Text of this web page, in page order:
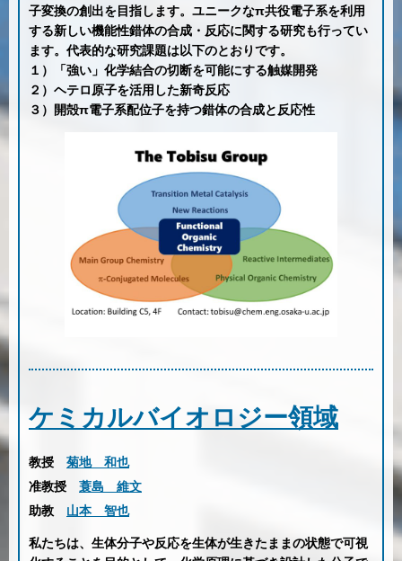
子変換の創出を目指します。ユニークなπ共役電子系を利用
する新しい機能性錯体の合成・反応に関する研究も行ってい
ます。代表的な研究課題は以下のとおりです。
１）「強い」化学結合の切断を可能にする触媒開発
２）ヘテロ原子を活用した新奇反応
３）開殻π電子系配位子を持つ錯体の合成と反応性
ケミカルバイオロジー領域
教授
菊地 和也
准教授
蓑島 維文
助教
山本 智也
私たちは、生体分子や反応を生体が生きたままの状態で可視